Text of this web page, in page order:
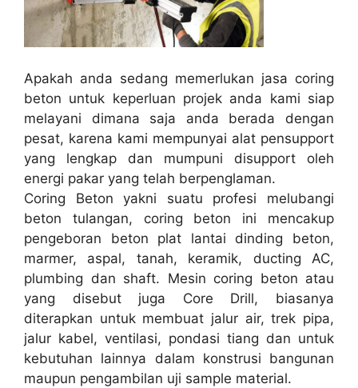
Apakah anda sedang memerlukan jasa coring
beton untuk keperluan projek anda kami siap
melayani dimana saja anda berada dengan
pesat, karena kami mempunyai alat pensupport
yang lengkap dan mumpuni disupport oleh
energi pakar yang telah berpenglaman.
Coring Beton yakni suatu profesi melubangi
beton tulangan, coring beton ini mencakup
pengeboran beton plat lantai dinding beton,
marmer, aspal, tanah, keramik, ducting AC,
plumbing dan shaft. Mesin coring beton atau
yang disebut juga Core Drill, biasanya
diterapkan untuk membuat jalur air, trek pipa,
jalur kabel, ventilasi, pondasi tiang dan untuk
kebutuhan lainnya dalam konstrusi bangunan
maupun pengambilan uji sample material.